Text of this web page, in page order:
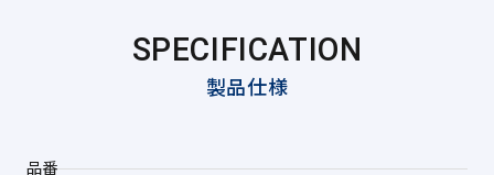
SPECIFICATION
製品仕様
品番